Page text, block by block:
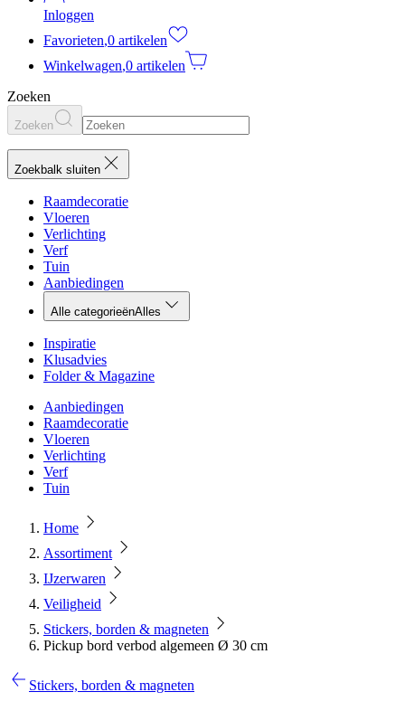
Inloggen
Favorieten,0 artikelen
Winkelwagen,0 artikelen
Zoeken
Zoeken
Zoekbalk sluiten
Raamdecoratie
Vloeren
Verlichting
Verf
Tuin
Aanbiedingen
Alle categorieënAlles
Inspiratie
Klusadvies
Folder & Magazine
Aanbiedingen
Raamdecoratie
Vloeren
Verlichting
Verf
Tuin
Home
Assortiment
IJzerwaren
Veiligheid
Stickers, borden & magneten
Pickup bord verbod algemeen Ø 30 cm
Stickers, borden & magneten